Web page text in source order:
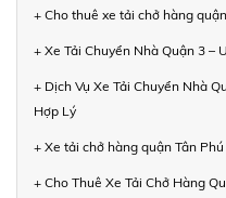
+ Cho thuê xe tải chở hàng
+ Xe Tải Chuyển Nhà Quận 3 –
+ Dịch Vụ Xe Tải Chuyển Nhà
Hợp Lý
+ Xe tải chở hàng quận Tân
+ Cho Thuê Xe Tải Chở Hàng